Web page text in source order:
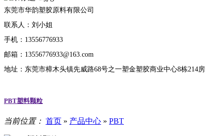
东莞市华韵塑胶原料有限公司
联系人：刘小姐
手机：13556776933
邮箱：13556776933@163.com
地址：东莞市樟木头镇先威路68号之一塑金塑胶商业中心8栋214房
PBT塑料颗粒
当前位置： 首页 » 产品中心 » PBT